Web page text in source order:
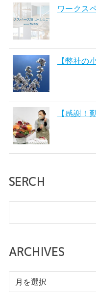
ワークス
【弊社の
【感謝！
SERCH
ARCHIVES
ー